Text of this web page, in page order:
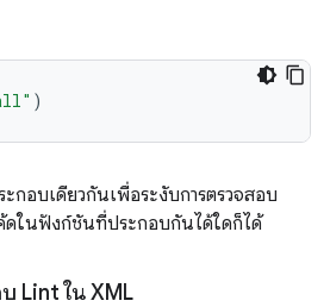
)
กอบเดียวกันเพื่อระงับการตรวจสอบ
ค้ดในฟังก์ชันที่ประกอบกันได้ใดก็ได้
Lint ใน XML